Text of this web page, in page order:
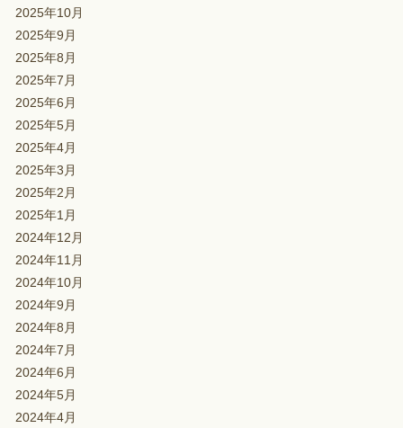
2025年10月
2025年9月
2025年8月
2025年7月
2025年6月
2025年5月
2025年4月
2025年3月
2025年2月
2025年1月
2024年12月
2024年11月
2024年10月
2024年9月
2024年8月
2024年7月
2024年6月
2024年5月
2024年4月